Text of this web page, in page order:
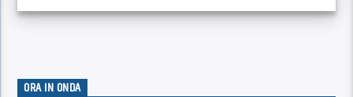
ORA IN ONDA